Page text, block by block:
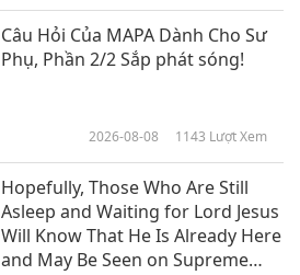
Phúc Âm Của Người Toltec: Đời
Trích Thánh Điển Sikh Giáo Đạo
Sư Granth Sahib: Trích Tuyển
Câu Hỏi Của MAPA Dành Cho Sư
Phụ, Phần 2/2 Sắp phát sóng!
2026-08-08 1143 Lượt Xem
Hopefully, Those Who Are Still
Asleep and Waiting for Lord Jesus
Will Know That He Is Already Here
and May Be Seen on Supreme